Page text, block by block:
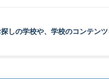
探しの学校や、学校のコンテン